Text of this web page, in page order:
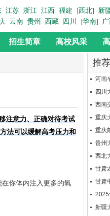
江苏 浙江 江西 福建 [西北] 新
云南 贵州 西藏 四川 [华南]
招生简章 高校风采
注意力、正确对待考试
法可以缓解高考压力和
推
河南
四川
西南
重庆
重庆
贵州
西北
甘肃
甘肃
2025
新疆